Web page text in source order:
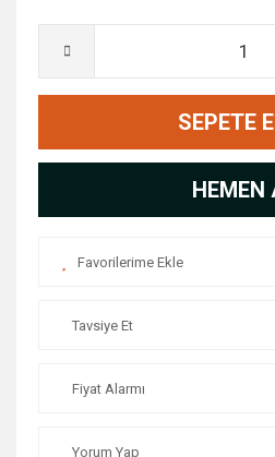
SEPETE
HEMEN
Tavsiye Et
Fiyat Alarmı
Yorum Yap